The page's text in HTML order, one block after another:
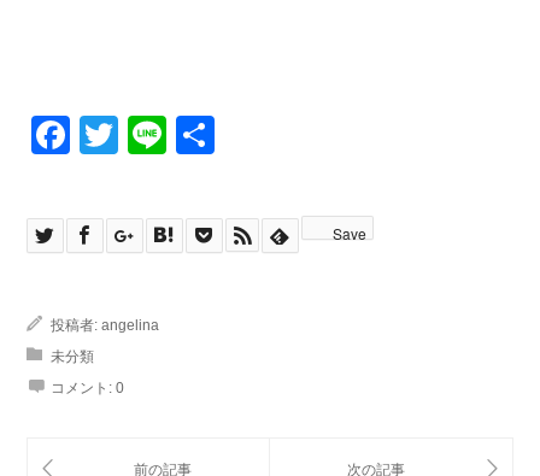
Facebook
Twitter
Line
Save
投稿者: angelina
未分類
コメント: 0